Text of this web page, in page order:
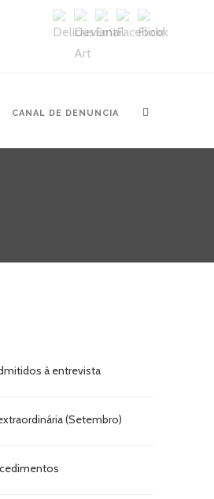
CANAL DE DENUNCIA
à entrevista
(Setembro)